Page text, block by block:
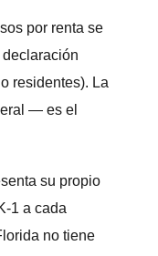
por renta se
residentes). La
— es el
su propio
1 a cada
no tiene